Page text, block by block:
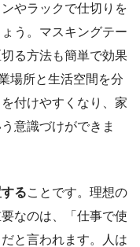
やラックで仕切りを
う。マスキングテー
る方法も簡単で効果
場所と生活空間を分
付けやすくなり、家
意識づけができま
ることです。理想の
なのは、「仕事で使
と言われます。人は